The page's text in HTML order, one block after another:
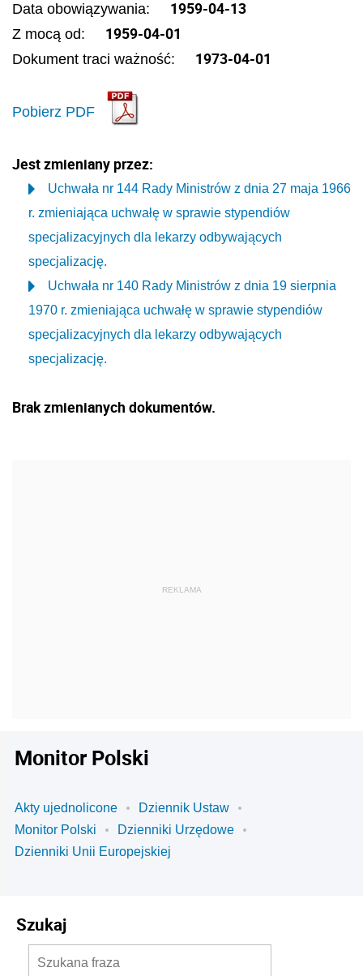
Data obowiązywania: 1959-04-13
Z mocą od: 1959-04-01
Dokument traci ważność: 1973-04-01
Pobierz PDF
Jest zmieniany przez:
Uchwała nr 144 Rady Ministrów z dnia 27 maja 1966
r. zmieniająca uchwałę w sprawie stypendiów
specjalizacyjnych dla lekarzy odbywających
specjalizację.
Uchwała nr 140 Rady Ministrów z dnia 19 sierpnia
1970 r. zmieniająca uchwałę w sprawie stypendiów
specjalizacyjnych dla lekarzy odbywających
specjalizację.
Brak zmienianych dokumentów.
Monitor Polski
Akty ujednolicone
Dziennik Ustaw
Monitor Polski
Dzienniki Urzędowe
Dzienniki Unii Europejskiej
Szukaj